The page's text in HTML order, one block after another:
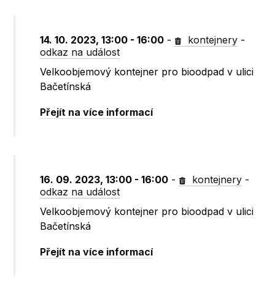
14. 10. 2023, 13:00 - 16:00 - kontejnery -
odkaz na událost
Velkoobjemový kontejner pro bioodpad v ulici
Bačetínská
Přejít na více informací
16. 09. 2023, 13:00 - 16:00 - kontejnery -
odkaz na událost
Velkoobjemový kontejner pro bioodpad v ulici
Bačetínská
Přejít na více informací